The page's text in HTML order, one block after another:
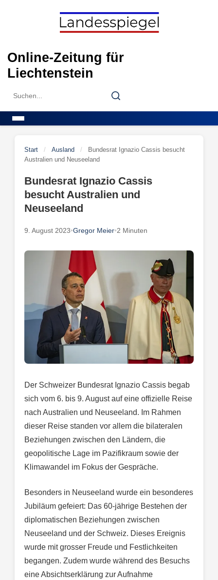
Online-Zeitung für
Liechtenstein
Search
Search
Start / Ausland /
Bundesrat Ignazio Cassis besucht
Australien und Neuseeland
Bundesrat Ignazio Cassis
besucht Australien und
Neuseeland
9. August 2023•Gregor Meier•2 Minuten
Der Schweizer Bundesrat Ignazio Cassis begab
sich vom 6. bis 9. August auf eine offizielle Reise
nach Australien und Neuseeland. Im Rahmen
dieser Reise standen vor allem die bilateralen
Beziehungen zwischen den Ländern, die
geopolitische Lage im Pazifikraum sowie der
Klimawandel im Fokus der Gespräche.
Besonders in Neuseeland wurde ein besonderes
Jubiläum gefeiert: Das 60-jährige Bestehen der
diplomatischen Beziehungen zwischen
Neuseeland und der Schweiz. Dieses Ereignis
wurde mit grosser Freude und Festlichkeiten
begangen. Zudem wurde während des Besuchs
eine Absichtserklärung zur Aufnahme